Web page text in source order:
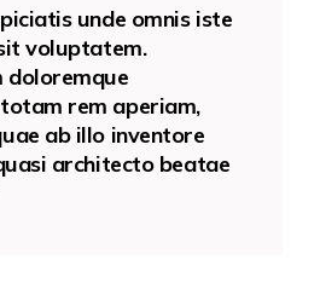
unde omnis iste
voluptatem.
doloremque
rem aperiam,
ab illo inventore
architecto beatae